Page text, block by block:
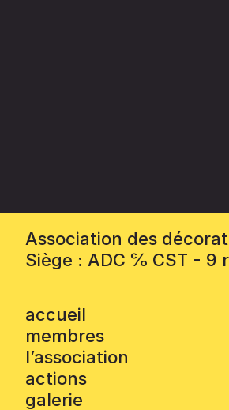
Association des
Siège : ADC ℅ CST - 9
accueil
membres
l’association
actions
galerie